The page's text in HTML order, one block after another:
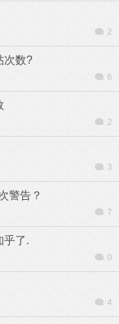
2
次数?
6
2
3
警告？
7
乎了.
0
4